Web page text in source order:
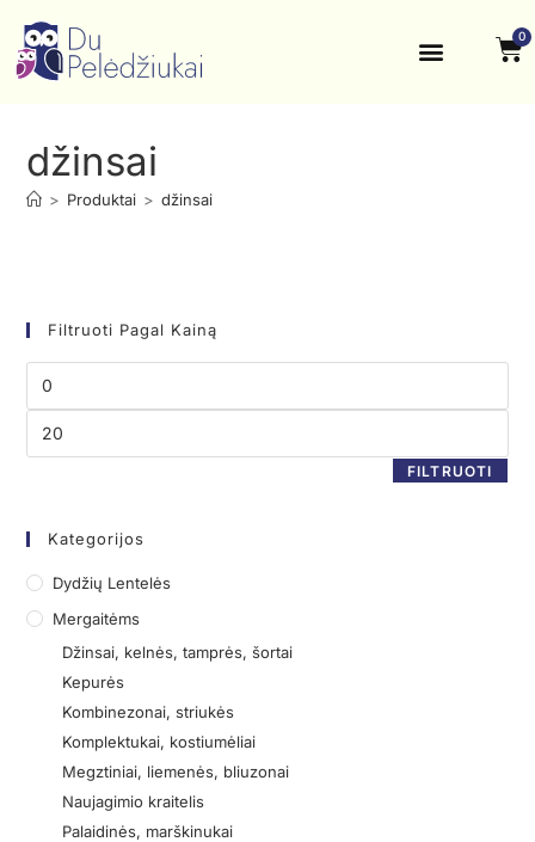
0
džinsai
> Produktai > džinsai
Filtruoti Pagal Kainą
FILTRUOTI
Kategorijos
Dydžių Lentelės
Mergaitėms
Džinsai, kelnės, tamprės, šortai
Kepurės
Kombinezonai, striukės
Komplektukai, kostiumėliai
Megztiniai, liemenės, bliuzonai
Naujagimio kraitelis
Palaidinės, marškinukai